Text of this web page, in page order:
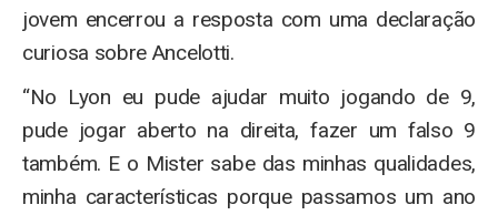
jovem encerrou a resposta com uma declaração
curiosa sobre Ancelotti.
“No Lyon eu pude ajudar muito jogando de 9,
pude jogar aberto na direita, fazer um falso 9
também. E o Mister sabe das minhas qualidades,
minha características porque passamos um ano